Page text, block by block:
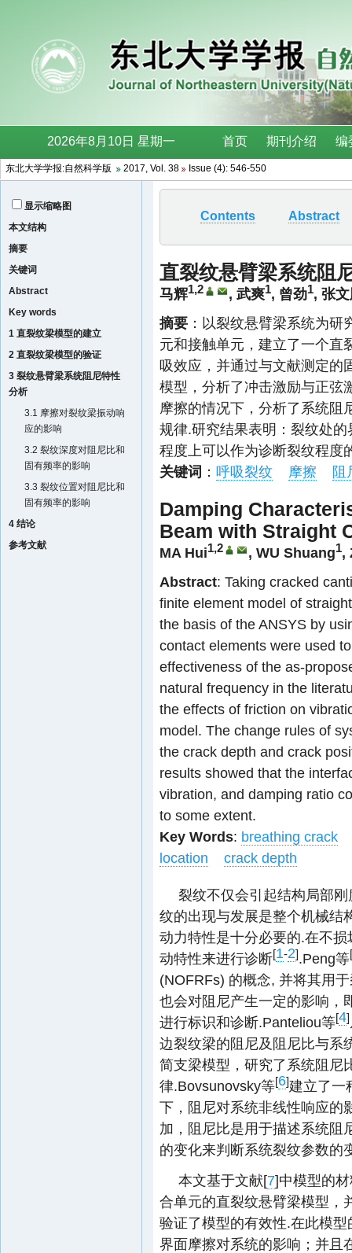
东北大学学报:自然科学版 2017, Vol. 38 Issue (4): 546-550
显示缩略图
本文结构
摘要
关键词
Abstract
Key words
1 直裂纹梁模型的建立
2 直裂纹梁模型的验证
3 裂纹悬臂梁系统阻尼特性
分析
3.1 摩擦对裂纹梁振动响
应的影响
3.2 裂纹深度对阻尼比和
固有频率的影响
3.3 裂纹位置对阻尼比和
固有频率的影响
4 结论
参考文献
Contents Abstract
直裂纹悬臂梁系统阻
马辉1,2 , 武爽1, 曾劲1, 张
摘要 ：以裂纹悬臂梁系统为
元和接触单元，建立了一个直
吸效应，并通过与文献测定的
模型，分析了冲击激励与正弦
摩擦的情况下，分析了系统阻
规律.研究结果表明：裂纹处
程度上可以作为诊断裂纹程度
关键词 ： 呼吸裂纹 摩擦 阻
Damping
Beam with Straight
MA Hui1,2 , WU Shuang1,
Abstract: Taking cracked
finite element model of
the basis of the ANSYS by
contact elements were used
effectiveness of the as-
natural frequency in the
the effects of friction on
model. The change rules of
the crack depth and crack
results showed that the
vibration, and damping ratio
to some extent.
Key Words: breathing crack
location
crack depth
裂纹不仅会引起结构局部
纹的出现与发展是整个机械结
动力特性是十分必要的.在不
动特性来进行诊断[1-2].Peng等[
(NOFRFs) 的概念, 并将其用
也会对阻尼产生一定的影响，
进行标识和诊断.Panteliou等[4]
边裂纹梁的阻尼及阻尼比与系
简支梁模型，研究了系统阻尼
律.Bovsunovsky等[6]建立了一
下，阻尼对系统非线性响应的
加，阻尼比是用于描述系统阻
的变化来判断系统裂纹参数的
本文基于文献[7]中模型的
合单元的直裂纹悬臂梁模型，
验证了模型的有效性.在此模
界面摩擦对系统的影响；并且